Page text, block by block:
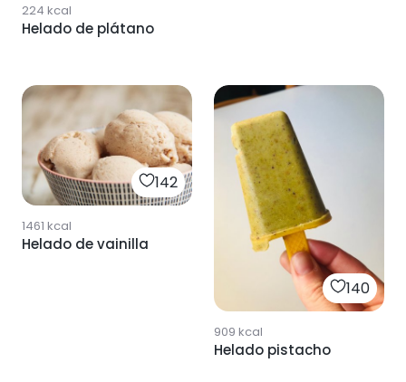
224 kcal
Helado de plátano
142
1461 kcal
Helado de vainilla
140
909 kcal
Helado pistacho